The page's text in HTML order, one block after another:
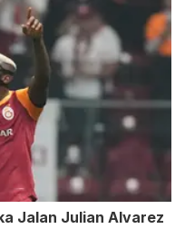
Jalan Julian Alvarez